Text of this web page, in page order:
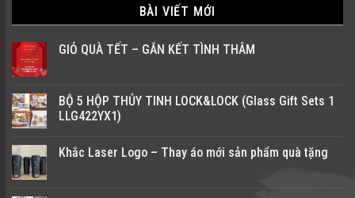
BÀI VIẾT MỚI
GIỎ QUÀ TẾT – GẮN KẾT TÌNH THÂM
BỘ 5 HỘP THỦY TINH LOCK&LOCK (Glass Gift Sets 1
LLG422YX1)
Khắc Laser Logo – Thay áo mới sản phẩm quà tặng